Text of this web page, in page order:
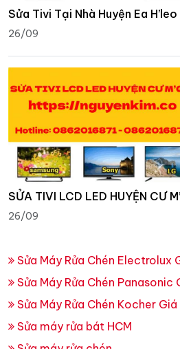
Sửa Tivi Tại Nhà Huyện Ea H’leo
26/09
SỬA TIVI LCD LED HUYỆN CƯ
26/09
Sửa Máy Rửa Chén Electrolux
Sửa Máy Rửa Chén Panasonic
Sửa Máy Rửa Chén Kocher Giá
Sửa máy rửa bát HCM